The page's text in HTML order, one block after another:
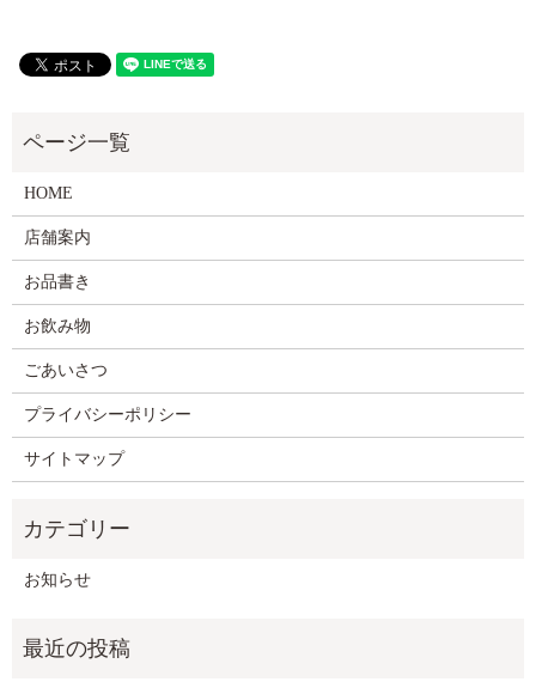
HOME
店舗案内
お品書き
お飲み物
ごあいさつ
プライバシーポリシー
サイトマップ
お知らせ